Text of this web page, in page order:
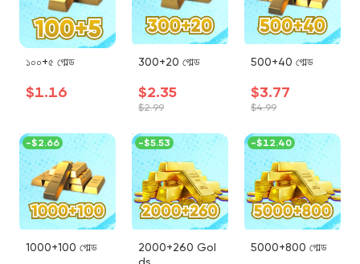
১০০+৫ গোল্ড
$1.16
300+20 গোল্ড
$2.35
$2.99
500+40 গোল্ড
$3.77
$4.99
1000+100 গোল্ড
-$2.66
2000+260 Gol
-$5.53
5000+800 গোল্ড
-$12.40